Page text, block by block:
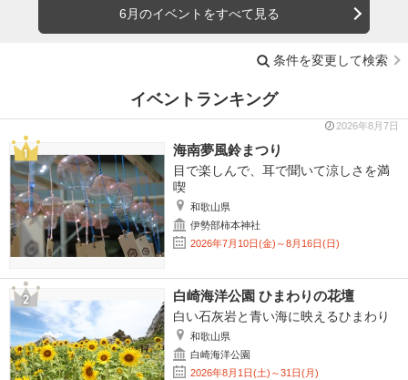
6月のイベントをすべて見る
条件を変更して検索
イベントランキング
2026年8月7日
海南夢風鈴まつり
目で楽しんで、耳で聞いて涼しさを満
喫
和歌山県
伊勢部柿本神社
2026年7月10日(金)～8月16日(日)
白崎海洋公園 ひまわりの花壇
白い石灰岩と青い海に映えるひまわり
和歌山県
白崎海洋公園
2026年8月1日(土)～31日(月)